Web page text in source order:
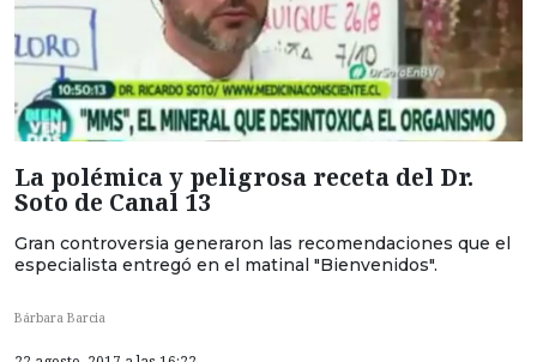
La polémica y peligrosa receta del Dr.
Soto de Canal 13
Gran controversia generaron las recomendaciones que el
especialista entregó en el matinal "Bienvenidos".
Bárbara Barcia